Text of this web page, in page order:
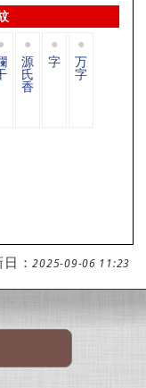
源
氏
香
字 万
字
日：2025-09-06 11:23